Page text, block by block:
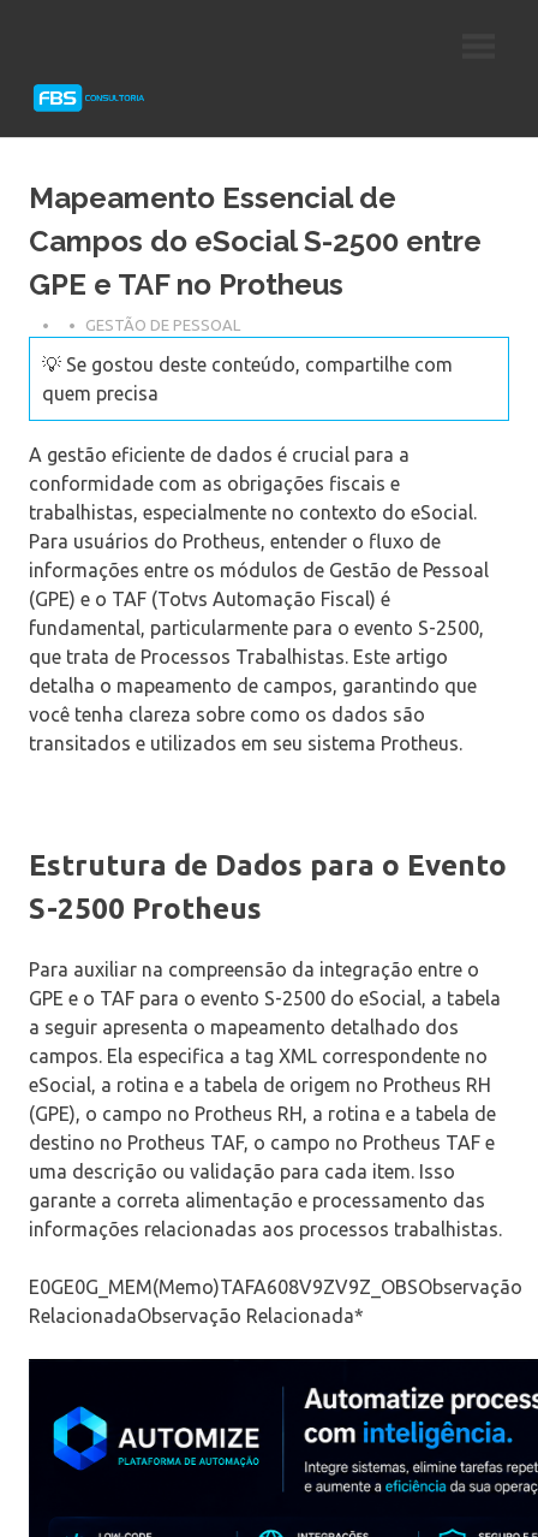
Protheus
Mapeamento Essencial de
Campos do eSocial S-2500 entre
GPE e TAF no Protheus
GESTÃO DE PESSOAL
💡 Se gostou deste conteúdo, compartilhe com
quem precisa
A gestão eficiente de dados é crucial para a
conformidade com as obrigações fiscais e
trabalhistas, especialmente no contexto do eSocial.
Para usuários do Protheus, entender o fluxo de
informações entre os módulos de Gestão de Pessoal
(GPE) e o TAF (Totvs Automação Fiscal) é
fundamental, particularmente para o evento S-2500,
que trata de Processos Trabalhistas. Este artigo
detalha o mapeamento de campos, garantindo que
você tenha clareza sobre como os dados são
transitados e utilizados em seu sistema Protheus.
Estrutura de Dados para o Evento
S-2500 Protheus
Para auxiliar na compreensão da integração entre o
GPE e o TAF para o evento S-2500 do eSocial, a tabela
a seguir apresenta o mapeamento detalhado dos
campos. Ela especifica a tag XML correspondente no
eSocial, a rotina e a tabela de origem no Protheus RH
(GPE), o campo no Protheus RH, a rotina e a tabela de
destino no Protheus TAF, o campo no Protheus TAF e
uma descrição ou validação para cada item. Isso
garante a correta alimentação e processamento das
informações relacionadas aos processos trabalhistas.
E0GE0G_MEM(Memo)TAFA608V9ZV9Z_OBSObservação
RelacionadaObservação Relacionada*